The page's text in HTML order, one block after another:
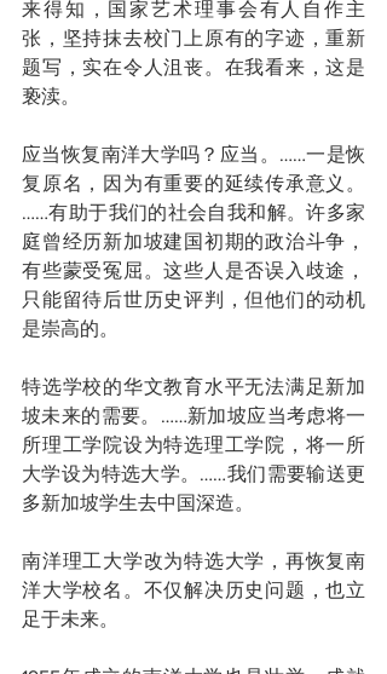
来得知，国家艺术理事会有人自作主
张，坚持抹去校门上原有的字迹，重新
题写，实在令人沮丧。在我看来，这是
亵渎。
应当恢复南洋大学吗？应当。……一是恢
复原名，因为有重要的延续传承意义。
……有助于我们的社会自我和解。许多家
庭曾经历新加坡建国初期的政治斗争，
有些蒙受冤屈。这些人是否误入歧途，
只能留待后世历史评判，但他们的动机
是崇高的。
特选学校的华文教育水平无法满足新加
坡未来的需要。……新加坡应当考虑将一
所理工学院设为特选理工学院，将一所
大学设为特选大学。……我们需要输送更
多新加坡学生去中国深造。
南洋理工大学改为特选大学，再恢复南
洋大学校名。不仅解决历史问题，也立
足于未来。